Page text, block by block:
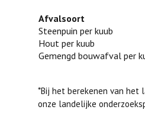
Afvalsoort
Steenpuin per kuub
Hout per kuub
Gemengd bouwafval per
*Bij het berekenen van het
onze landelijke